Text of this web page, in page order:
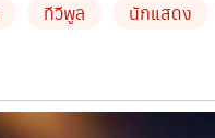
ทีวีพูล นักแสดง